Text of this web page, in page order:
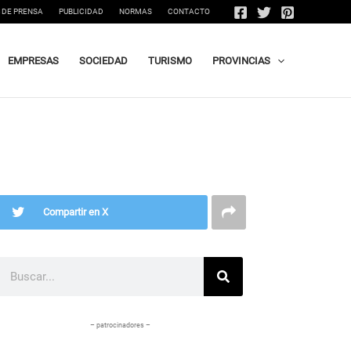
PRENSA PUBLICIDAD NORMAS CONTACTO
EMPRESAS SOCIEDAD TURISMO PROVINCIAS
Compartir en X
– patrocinadores –